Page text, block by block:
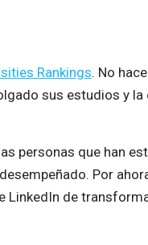
Rankings. No
sus estudios y la
personas que han
Por
LinkedIn de